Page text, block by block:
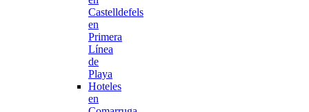
Castelldefels
en
Primera
Línea
de
Playa
Hoteles
en